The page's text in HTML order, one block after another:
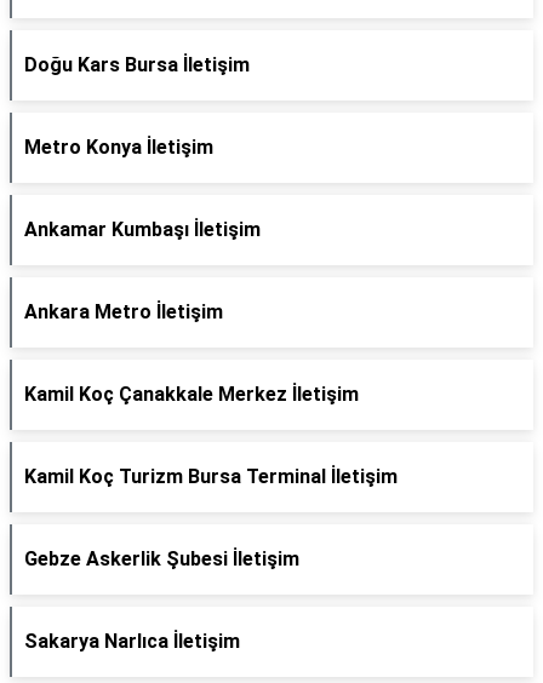
Doğu Kars Bursa İletişim
Metro Konya İletişim
Ankamar Kumbaşı İletişim
Ankara Metro İletişim
Kamil Koç Çanakkale Merkez İletişim
Kamil Koç Turizm Bursa Terminal İletişim
Gebze Askerlik Şubesi İletişim
Sakarya Narlıca İletişim